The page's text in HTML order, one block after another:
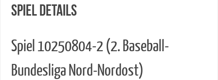
Spiel Details
Spiel 10250804-2 (2. Baseball-
Bundesliga Nord-Nordost)